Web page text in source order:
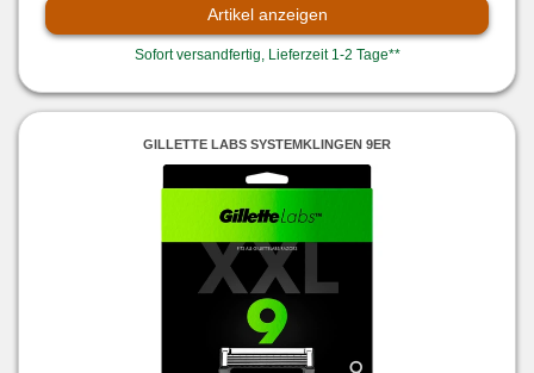
Artikel anzeigen
Sofort versandfertig, Lieferzeit 1-2 Tage**
GILLETTE LABS SYSTEMKLINGEN 9ER